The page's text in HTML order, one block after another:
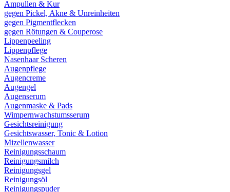
Ampullen & Kur
gegen Pickel, Akne & Unreinheiten
gegen Pigmentflecken
gegen Rötungen & Couperose
Lippenpeeling
Lippenpflege
Nasenhaar Scheren
Augenpflege
Augencreme
Augengel
Augenserum
Augenmaske & Pads
Wimpernwachstumsserum
Gesichtsreinigung
Gesichtswasser, Tonic & Lotion
Mizellenwasser
Reinigungsschaum
Reinigungsmilch
Reinigungsgel
Reinigungsöl
Reinigungspuder